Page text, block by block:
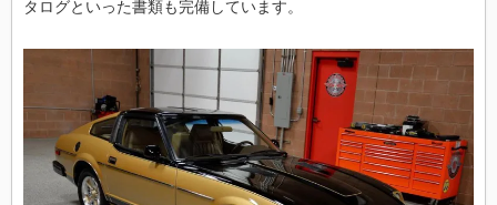
タログといった書類も完備しています。